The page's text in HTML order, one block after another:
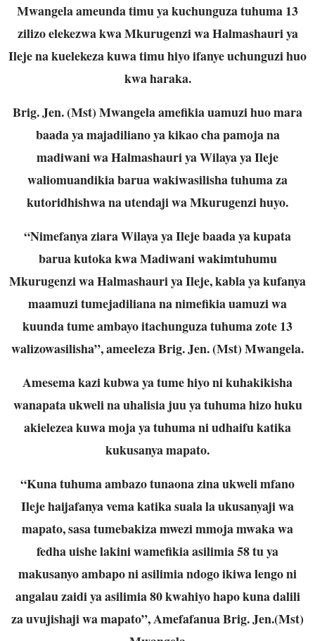
Mwangela ameunda timu ya kuchunguza tuhuma 13
zilizo elekezwa kwa Mkurugenzi wa Halmashauri ya
Ileje na kuelekeza kuwa timu hiyo ifanye uchunguzi huo
kwa haraka.
Brig. Jen. (Mst) Mwangela amefikia uamuzi huo mara
baada ya majadiliano ya kikao cha pamoja na
madiwani wa Halmashauri ya Wilaya ya Ileje
waliomuandikia barua wakiwasilisha tuhuma za
kutoridhishwa na utendaji wa Mkurugenzi huyo.
“Nimefanya ziara Wilaya ya Ileje baada ya kupata
barua kutoka kwa Madiwani wakimtuhumu
Mkurugenzi wa Halmashauri ya Ileje, kabla ya kufanya
maamuzi tumejadiliana na nimefikia uamuzi wa
kuunda tume ambayo itachunguza tuhuma zote 13
walizowasilisha”, ameeleza Brig. Jen. (Mst) Mwangela.
Amesema kazi kubwa ya tume hiyo ni kuhakikisha
wanapata ukweli na uhalisia juu ya tuhuma hizo huku
akielezea kuwa moja ya tuhuma ni udhaifu katika
kukusanya mapato.
“Kuna tuhuma ambazo tunaona zina ukweli mfano
Ileje haijafanya vema katika suala la ukusanyaji wa
mapato, sasa tumebakiza mwezi mmoja mwaka wa
fedha uishe lakini wamefikia asilimia 58 tu ya
makusanyo ambapo ni asilimia ndogo ikiwa lengo ni
angalau zaidi ya asilimia 80 kwahiyo hapo kuna dalili
za uvujishaji wa mapato”, Amefafanua Brig. Jen.(Mst)